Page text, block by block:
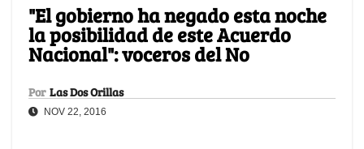
"El gobierno ha negado esta noche
la posibilidad de este Acuerdo
Nacional": voceros del No
Por Las Dos Orillas
NOV 22, 2016